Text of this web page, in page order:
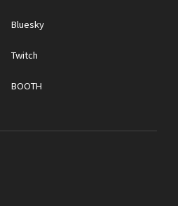
Bluesky
Twitch
BOOTH